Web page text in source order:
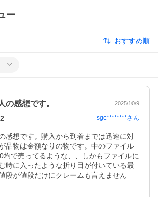
ー
おすすめ順
の感想です。 2025/10/9
2 sgc********さん
感想です。購入から到着までは迅速に対
品物は金額なりの物です。中のファイル
均で売ってるような、、しかもファイルに
時に入ったような折り目が付いている最
段が値段だけにクレームも言えません